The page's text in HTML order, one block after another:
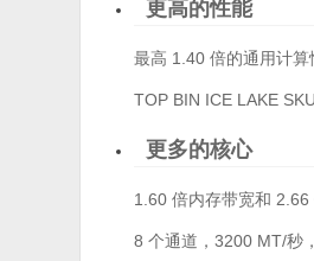
更高的性能
最高 1.40 倍的通用计算
TOP BIN ICE LAKE
更多的核心
1.60 倍内存带宽和 2.66
8 个通道，3200 MT/秒